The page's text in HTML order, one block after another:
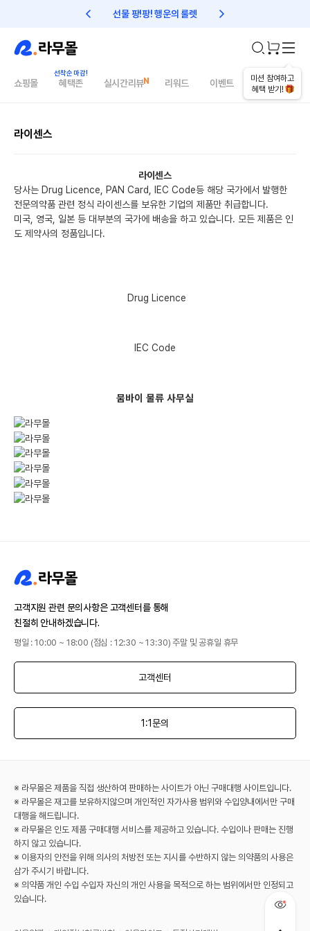
선물 팡!팡! 행운의 룰렛 친구초대 1만원 리워드!
미션 참여하고
혜택 받기!
쇼핑몰 혜택존 실시간리뷰 리워드 이벤트 건강매거진
라이센스
라이센스
당사는 Drug Licence, PAN Card, IEC Code등 해당 국가에서 발행한
전문의약품 관련 정식 라이센스를 보유한 기업의 제품만 취급합니다.
미국, 영국, 일본 등 대부분의 국가에 배송을 하고 있습니다. 모든 제품은 인
도 제약사의 정품입니다.
Drug Licence
IEC Code
뭄바이 물류 사무실
고객지원 관련 문의사항은 고객센터를 통해
친절히 안내하겠습니다.
평일 : 10:00 ~ 18:00 (점심 : 12:30 ~ 13:30) 주말 및 공휴일 휴무
고객센터
1:1문의
※ 라무몰은 제품을 직접 생산하여 판매하는 사이트가 아닌 구매대행 사이트입니다.
※ 라무몰은 재고를 보유하지않으며 개인적인 자가사용 범위와 수입양내에서만 구매
대행을 해드립니다.
※ 라무몰은 인도 제품 구매대행 서비스를 제공하고 있습니다. 수입이나 판매는 진행
하지 않고 있습니다.
※ 이용자의 안전을 위해 의사의 처방전 또는 지시를 수반하지 않는 의약품의 사용은
삼가 주시기 바랍니다.
※ 의약품 개인 수입 수입자 자신의 개인 사용을 목적으로 하는 범위에서만 인정되고
있습니다.